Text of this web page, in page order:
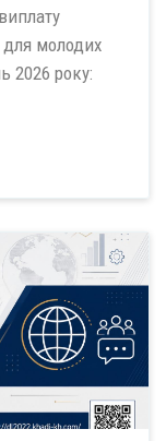
для молодих
2026 року: